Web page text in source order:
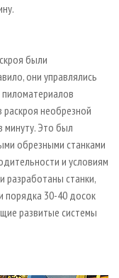
были
они управлялись
необрезной
минуту. Это был
обрезными станками
и условиям
станки,
порядка 30-40 досок
развитые системы